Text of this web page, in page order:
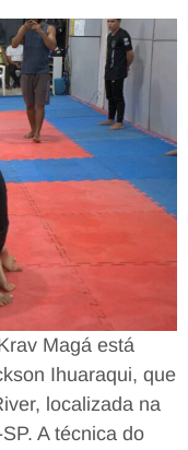
Magá está
Ihuaraqui, que
localizada na
A técnica do